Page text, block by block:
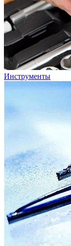
Инструменты